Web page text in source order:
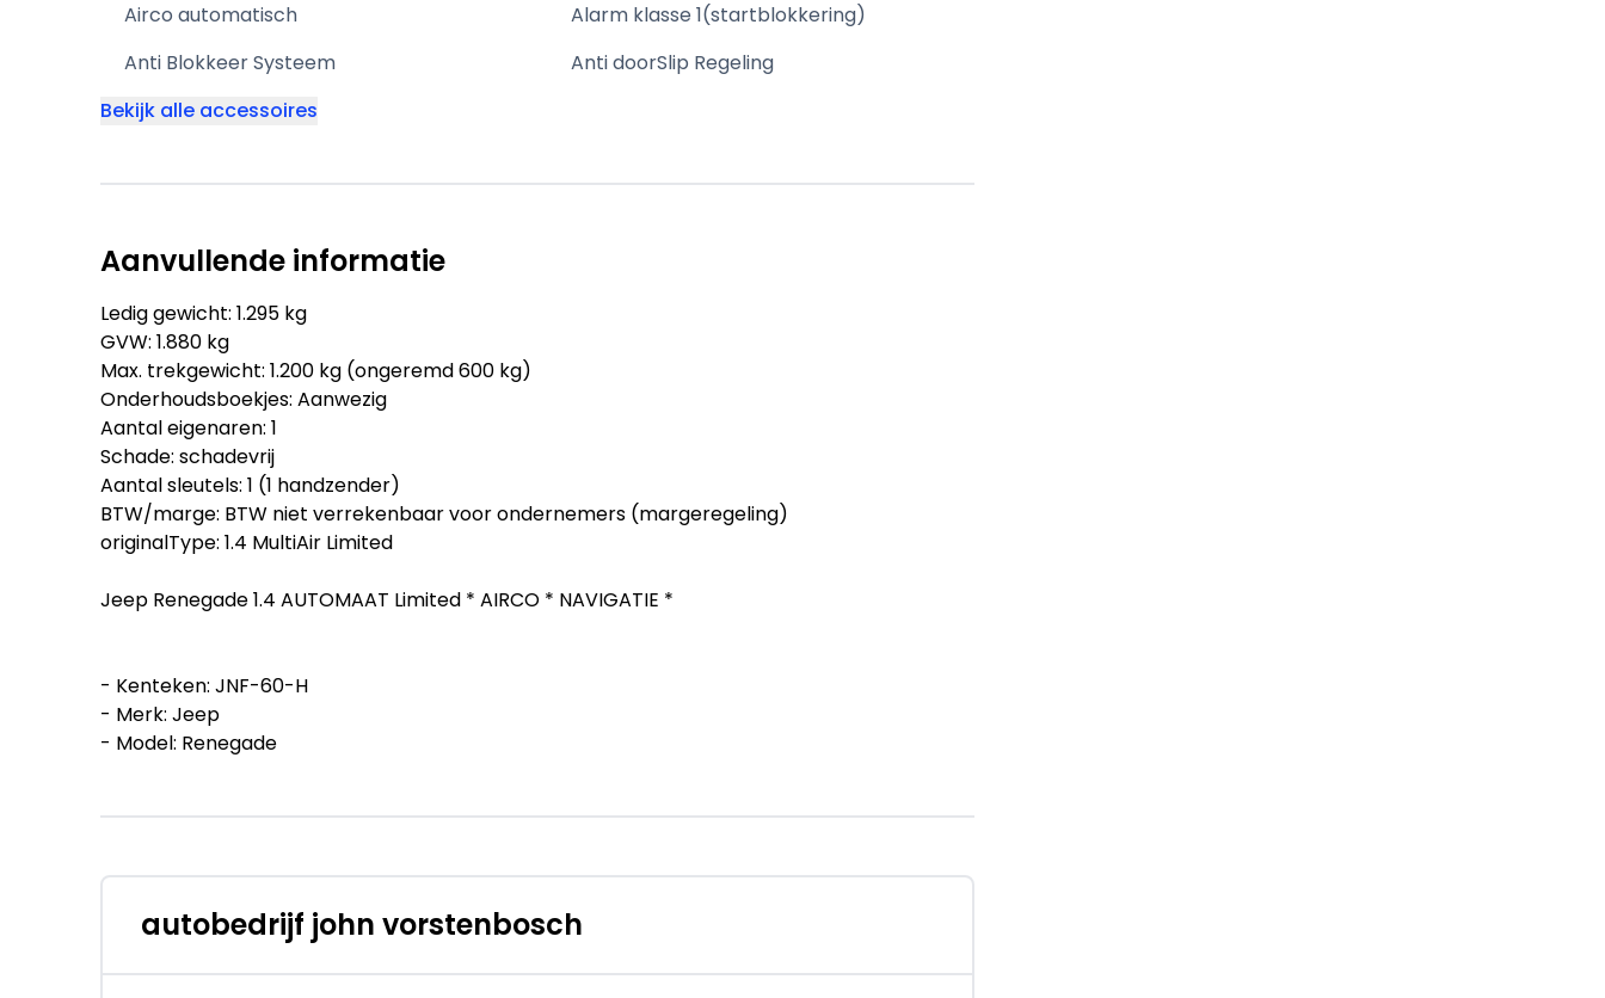
Airco automatisch
Alarm klasse 1(startblokkering)
Anti Blokkeer Systeem
Anti doorSlip Regeling
Bekijk alle accessoires
Aanvullende informatie
Ledig gewicht: 1.295 kg
GVW: 1.880 kg
Max. trekgewicht: 1.200 kg (ongeremd 600 kg)
Onderhoudsboekjes: Aanwezig
Aantal eigenaren: 1
Schade: schadevrij
Aantal sleutels: 1 (1 handzender)
BTW/marge: BTW niet verrekenbaar voor ondernemers (margeregeling)
originalType: 1.4 MultiAir Limited
Jeep Renegade 1.4 AUTOMAAT Limited * AIRCO * NAVIGATIE *
- Kenteken: JNF-60-H
- Merk: Jeep
- Model: Renegade
- Brandstofsoort: Benzine
- Bouwjaar: 2017
- Transmissie: Automaat
- Kleur: grijs Metallic
autobedrijf john vorstenbosch